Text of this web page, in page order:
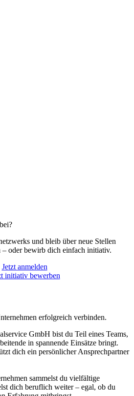
und bleib über neue Stellen
oder bewirb dich einfach initiativ.
Jetzt anmelden
initiativ bewerben
erfolgreich verbinden.
GmbH bist du Teil eines Teams,
in spannende Einsätze bringt.
dich ein persönlicher Ansprechpartner
sammelst du vielfältige
dich beruflich weiter – egal, ob du